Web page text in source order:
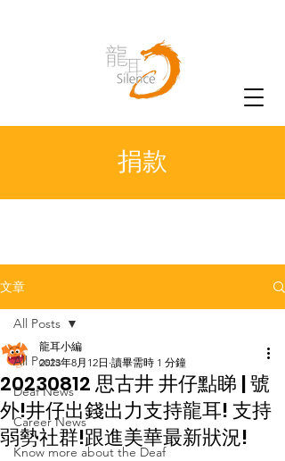
捐款
文章
All Posts
Deaf News
Career News
Know more about the Deaf
All Posts
20230812 思古井 井仔點睇 | 號
外!井仔出錢出力支持龍耳! 支持
弱勢社群!跟進美華最新狀況!
龍耳小編
2023年8月12日 讀畢需時 1 分鐘